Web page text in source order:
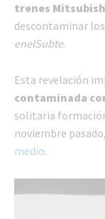
trenes
descontaminar
enelSubte.
Esta revelación
contaminada
solitaria
noviembre pasado,
medio.